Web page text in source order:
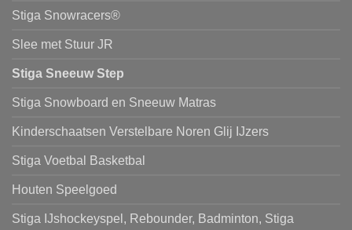
Stiga Snowracers®
Slee met Stuur JR
Stiga Sneeuw Step
Stiga Snowboard en Sneeuw Matras
Kinderschaatsen Verstelbare Noren Glij IJzers
Stiga Voetbal Basketbal
Houten Speelgoed
Stiga IJshockeyspel, Rebounder, Badminton, Stiga